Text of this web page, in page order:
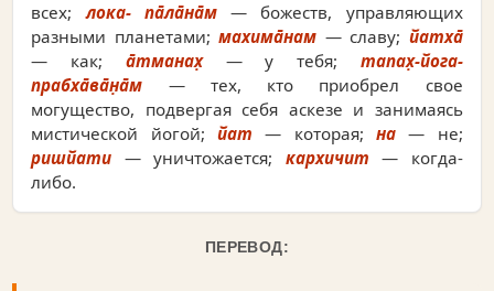
всех;лока- па̄ла̄на̄м— божеств, управляющих
разными планетами;махима̄нам — славу; йатха̄
— как; а̄тманах̣— у тебя; тапах̣-йога-
прабха̄ва̄н̣а̄м — тех, кто приобрел свое
могущество, подвергая себя аскезе и занимаясь
мистической йогой; йат — которая;на — не;
ришйати — уничтожается; кархичит — когда-
либо.
ПЕРЕВОД: